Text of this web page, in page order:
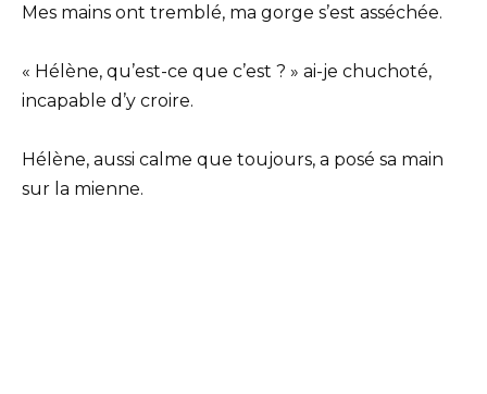
Mes mains ont tremblé, ma gorge s’est asséchée.
« Hélène, qu’est-ce que c’est ? » ai-je chuchoté,
incapable d’y croire.
Hélène, aussi calme que toujours, a posé sa main
sur la mienne.